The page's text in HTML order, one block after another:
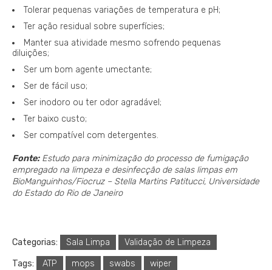
Tolerar pequenas variações de temperatura e pH;
Ter ação residual sobre superfícies;
Manter sua atividade mesmo sofrendo pequenas
diluições;
Ser um bom agente umectante;
Ser de fácil uso;
Ser inodoro ou ter odor agradável;
Ter baixo custo;
Ser compatível com detergentes.
Fonte:Estudo para minimização do processo de fumigação
empregado na limpeza e desinfecção de salas limpas em
BioManguinhos/Fiocruz – Stella Martins Patitucci, Universidade
do Estado do Rio de Janeiro
Categorias: Sala Limpa Validação de Limpeza
Tags: ATP mops swabs wiper